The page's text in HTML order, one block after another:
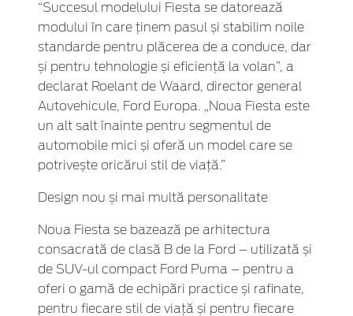
“Succesul modelului Fiesta se datorează
modului în care ținem pasul și stabilim noile
standarde pentru plăcerea de a conduce, dar
și pentru tehnologie și eficiență la volan”, a
declarat Roelant de Waard, director general
Autovehicule, Ford Europa. „Noua Fiesta este
un alt salt înainte pentru segmentul de
automobile mici și oferă un model care se
potrivește oricărui stil de viață.”
Design nou și mai multă personalitate
Noua Fiesta se bazează pe arhitectura
consacrată de clasă B de la Ford – utilizată și
de SUV-ul compact Ford Puma – pentru a
oferi o gamă de echipări practice și rafinate,
pentru fiecare stil de viață și pentru fiecare